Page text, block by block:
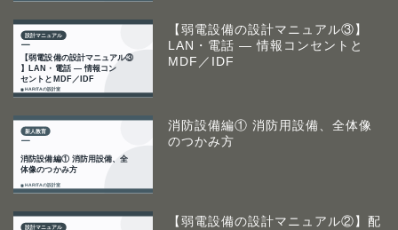
【弱電設備の設計マニュアル③】
LAN・電話 ― 情報コンセントと
MDF／IDF
消防設備編① 消防用設備、全体像
のつかみ方
【弱電設備の設計マニュアル②】配